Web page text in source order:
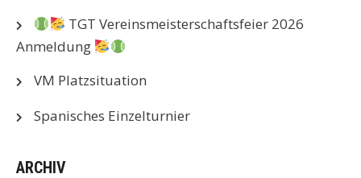
TGT Vereinsmeisterschaftsfeier 2026
Anmeldung
VM Platzsituation
Spanisches Einzelturnier
ARCHIV